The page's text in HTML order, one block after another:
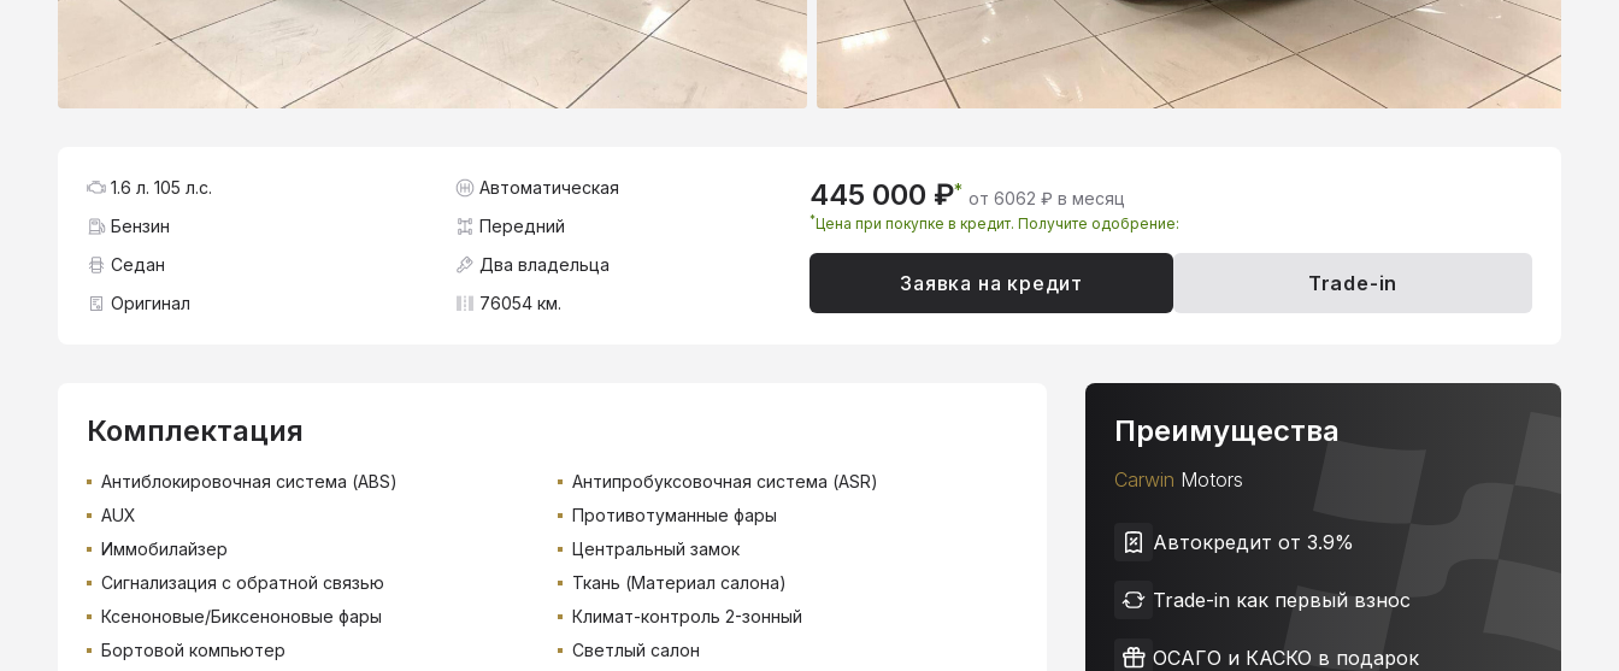
445 000 ₽* от 6062 ₽ в месяц
*Цена при покупке в кредит. Получите одобрение:
Заявка на кредит Trade-in
1.6 л. 105 л.с.
Автоматическая
Бензин
Передний
Седан
Два владельца
Оригинал
76054 км.
Комплектация
Антиблокировочная система (ABS)
Антипробуксовочная система (ASR)
AUX
Противотуманные фары
Иммобилайзер
Центральный замок
Сигнализация с обратной связью
Ткань (Материал салона)
Ксеноновые/Биксеноновые фары
Климат-контроль 2-зонный
Бортовой компьютер
Светлый салон
Преимущества
Carwin Motors
Автокредит от 3.9%
Trade-in как первый взнос
ОСАГО и КАСКО в подарок